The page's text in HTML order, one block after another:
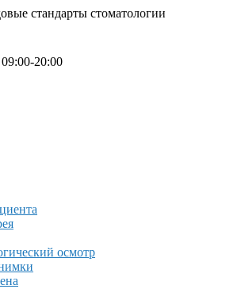
стандарты стоматологии
20:00
осмотр